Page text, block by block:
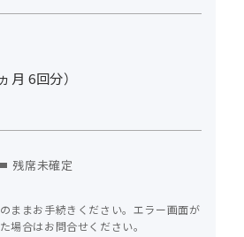
月 6回分）
残席未確定
ままお手続きください。エラー画面が
場合はお問合せください。